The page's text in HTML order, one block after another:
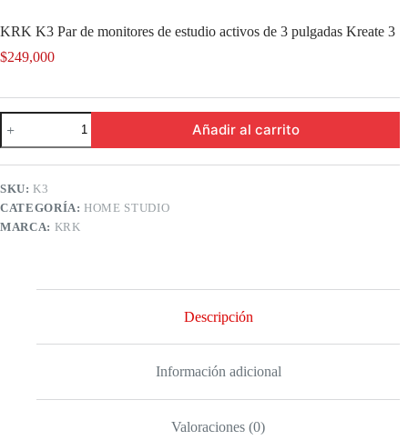
KRK K3 Par de monitores de estudio activos de 3 pulgadas Kreate 3
$249,000
KRK
K3
Par
de
de
estudio
activos
Añadir al carrito
SKU:K3
CATEGORÍA:HOME STUDIO
MARCA: KRK
Descripción
Información adicional
Valoraciones (0)